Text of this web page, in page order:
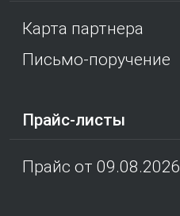
Карта партнера
Письмо-поручение
Прайс-листы
Прайс от 09.08.2026